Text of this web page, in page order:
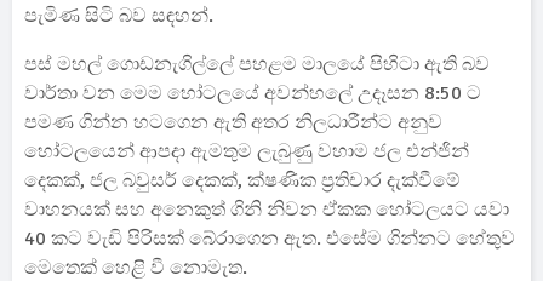
පැමිණ සිටි බව සඳහන්.
පස් මහල් ගොඩනැගිල්ලේ පහළම මාලයේ පිහිටා ඇති බව
වාර්තා වන මෙම හෝටලයේ අවන්හලේ උදෑසන 8:50 ට
පමණ ගින්න හටගෙන ඇති අතර නිලධාරීන්ට අනුව
හෝටලයෙන් ආපදා ඇමතුම ලැබුණු වහාම ජල එන්ජින්
දෙකක්, ජල බවුසර් දෙකක්, ක්ෂණික ප්‍රතිචාර දැක්වීමේ
වාහනයක් සහ අනෙකුත් ගිනි නිවන ඒකක හෝටලයට යවා
40 කට වැඩි පිරිසක් බේරාගෙන ඇත. එසේම ගින්නට හේතුව
මෙතෙක් හෙළි වී නොමැත.